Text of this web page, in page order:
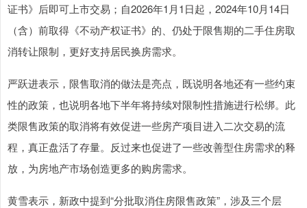
证书》后即可上市交易；自2026年1月1日起，2024年10月14日
（含）前取得《不动产权证书》的、仍处于限售期的二手住房取
消转让限制，更好支持居民换房需求。
严跃进表示，限售取消的做法是亮点，既说明各地还有一些约束
性的政策，也说明各地下半年将持续对限制性措施进行松绑。此
类限售政策的取消将有效促进一些房产项目进入二次交易的流
程，真正盘活了存量。反过来也促进了一些改善型住房需求的释
放，为房地产市场创造更多的购房需求。
黄雪表示，新政中提到“分批取消住房限售政策”，涉及三个层